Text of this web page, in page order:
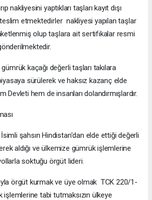
nakliyesini yaptıkları taşları kayıt dışı
etmektedirler nakliyesi yapılan taşlar
olup taşlara ait sertifikalar resmi
kaçağı değerli taşları takılara
sürülerek ve haksız kazanç elde
Devleti hem de insanları dolandırmışlardır.
İsimli şahsın Hindistan'dan elde ettiği değerli
aldığı ve ülkemize gümrük işlemlerine
soktuğu örgüt lideri.
örgüt kurmak ve üye olmak TCK 220/1-
işlemlerine tabi tutmaksızın ülkeye